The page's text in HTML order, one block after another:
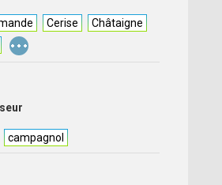
Cerise
Châtaigne
...
campagnol